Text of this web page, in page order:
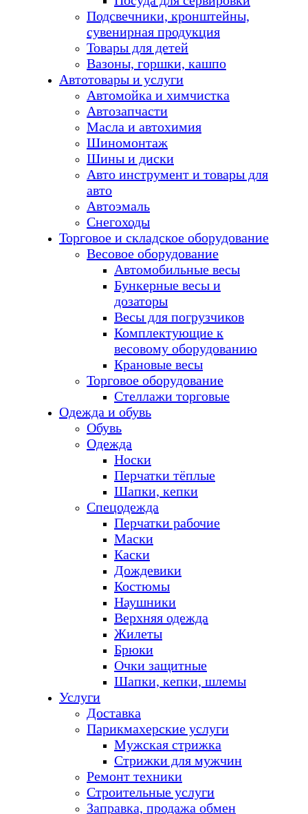
Подсвечники, кронштейны,
сувенирная продукция
Товары для детей
Вазоны, горшки, кашпо
Автотовары и услуги
Автомойка и химчистка
Автозапчасти
Масла и автохимия
Шиномонтаж
Шины и диски
Авто инструмент и товары для
авто
Автоэмаль
Снегоходы
Торговое и складское оборудование
Весовое оборудование
Автомобильные весы
Бункерные весы и
дозаторы
Весы для погрузчиков
Комплектующие к
весовому оборудованию
Крановые весы
Торговое оборудование
Стеллажи торговые
Одежда и обувь
Обувь
Одежда
Носки
Перчатки тёплые
Шапки, кепки
Спецодежда
Перчатки рабочие
Маски
Каски
Дождевики
Костюмы
Наушники
Верхняя одежда
Жилеты
Брюки
Очки защитные
Шапки, кепки, шлемы
Услуги
Доставка
Парикмахерские услуги
Мужская стрижка
Стрижки для мужчин
Ремонт техники
Строительные услуги
Заправка, продажа обмен